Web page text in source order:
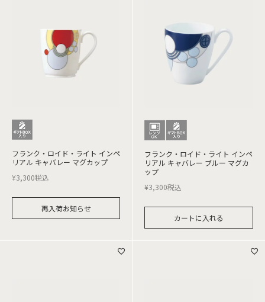
フランク・ロイド・ライト インペ
リアル キャバレー マグカップ
¥3,300税込
再入荷お知らせ
フランク・ロイド・ライト インペ
リアル キャバレー ブルー マグカ
ップ
¥3,300税込
カートに入れる